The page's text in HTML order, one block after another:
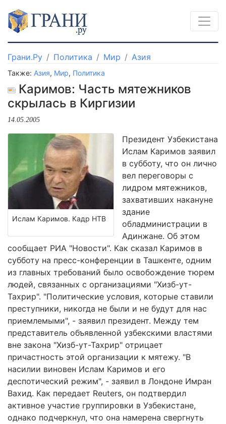
Грани.Ру Политика Мир Азия
Также: Азия, Мир, Политика
Каримов: Часть мятежников
скрылась в Киргизии
14.05.2005
Ислам Каримов. Кадр НТВ
Президент Узбекистана
Ислам Каримов заявил
в субботу, что он лично
вел переговоры с
лидром мятежников,
захвативших накануне
здание
обладминистрации в
Адинжане. Об этом
сообщает РИА "Новости". Как сказал Каримов в
субботу на пресс-конференции в Ташкенте, одним
из главных требований было освобождение тюрем
людей, связанных с организациями "Хизб-ут-
Тахрир". "Политические условия, которые ставили
преступники, никогда не были и не будут для нас
приемлемыми", - заявил президент. Между тем
представитель объявленной узбекскими властями
вне закона "Хизб-ут-Тахрир" отрицает
причастность этой организации к мятежу. "В
насилии виновен Ислам Каримов и его
деспотический режим", - заявил в Лондоне Имран
Вахид. Как передает Reuters, он подтвердил
активное участие группировки в Узбекистане,
однако подчеркнул, что она намерена свергнуть